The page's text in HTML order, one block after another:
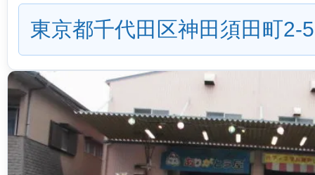
東京都千代田区神田須田町2-